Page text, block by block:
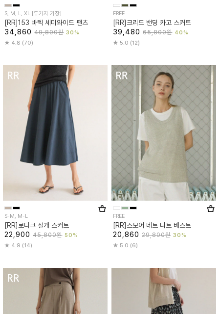
S, M, L, XL [두가지 기장]
[RR]153 바텍 세미와이드 팬츠
34,86049,800원 30%
4.8 (70)
FREE
[RR]크리드 밴딩 카고 스커트
39,48065,800원 40%
5.0 (12)
S-M, M-L
[RR]로디크 절개 스커트
22,90045,800원 50%
4.9 (14)
FREE
[RR]스모어 네트 니트 베스트
20,86029,800원 30%
5.0 (6)